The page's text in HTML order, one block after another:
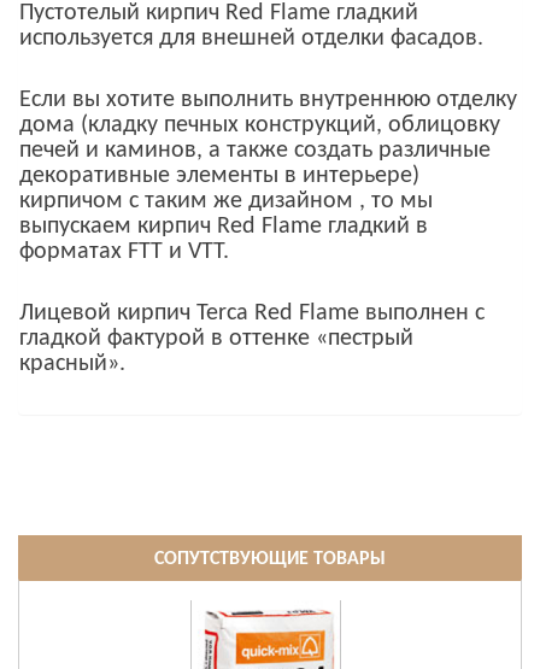
Пустотелый кирпич Red Flame гладкий
используется для внешней отделки фасадов.
Если вы хотите выполнить внутреннюю отделку
дома (кладку печных конструкций, облицовку
печей и каминов, а также создать различные
декоративные элементы в интерьере)
кирпичом с таким же дизайном , то мы
выпускаем кирпич Red Flame гладкий в
форматах FTT и VTT.
Лицевой кирпич Terca Red Flame выполнен с
гладкой фактурой в оттенке «пестрый
красный».
СОПУТСТВУЮЩИЕ ТОВАРЫ